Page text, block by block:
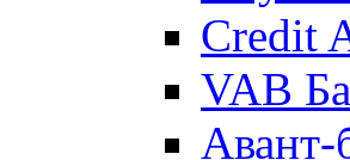
Credit
VAB
Авант-